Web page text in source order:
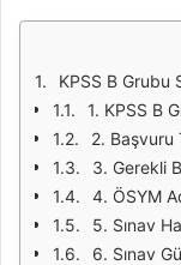
KPSS B Grubu
1. KPSS B
2. Başvuru
3. Gerekli
4. ÖSYM
5. Sınav
6. Sınav